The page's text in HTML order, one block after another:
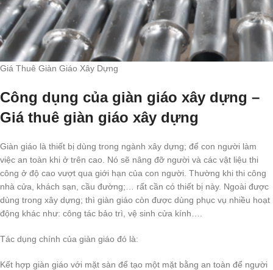
Giá Thuê Giàn Giáo Xây Dựng
Công dụng của giàn giáo xây dựng –
Giá thuê giàn giáo xây dựng
Giàn giáo là thiết bị dùng trong ngành xây dựng; để con người làm
việc an toàn khi ở trên cao. Nó sẽ nâng đỡ người và các vật liệu thi
công ở độ cao vượt qua giới hạn của con người. Thường khi thi công
nhà cửa, khách sạn, cầu đường;… rất cần có thiết bị này. Ngoài được
dùng trong xây dựng; thì giàn giáo còn được dùng phục vụ nhiều hoạt
động khác như: công tác bảo trì, vệ sinh cửa kính….
Tác dụng chính của giàn giáo đó là:
Kết hợp giàn giáo với mặt sàn để tạo một mặt bằng an toàn để người